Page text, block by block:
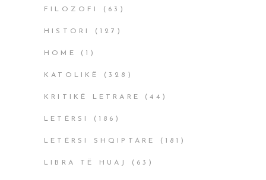
FILOZOFI (63)
HISTORI (127)
HOME (1)
KATOLIKË (328)
KRITIKË LETRARE (44)
LETËRSI (186)
LETËRSI SHQIPTARE (181)
LIBRA TË HUAJ (63)